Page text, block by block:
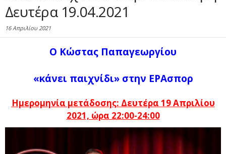
Δευτέρα 19.04.2021
16 Απριλίου 2021
Ο Κώστας Παπαγεωργίου
«κάνει παιχνίδι» στην ΕΡΑσπορ
Ημερομηνία μετάδοσης: Δευτέρα 19 Απριλίου
2021, ώρα 22:00-24:00